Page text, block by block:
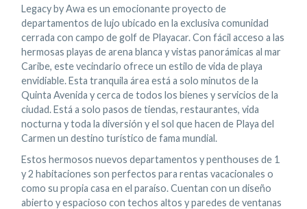
Legacy by Awa es un emocionante proyecto de
departamentos de lujo ubicado en la exclusiva comunidad
cerrada con campo de golf de Playacar. Con fácil acceso a las
hermosas playas de arena blanca y vistas panorámicas al mar
Caribe, este vecindario ofrece un estilo de vida de playa
envidiable. Esta tranquila área está a solo minutos de la
Quinta Avenida y cerca de todos los bienes y servicios de la
ciudad. Está a solo pasos de tiendas, restaurantes, vida
nocturna y toda la diversión y el sol que hacen de Playa del
Carmen un destino turístico de fama mundial.
Estos hermosos nuevos departamentos y penthouses de 1
y 2 habitaciones son perfectos para rentas vacacionales o
como su propia casa en el paraíso. Cuentan con un diseño
abierto y espacioso con techos altos y paredes de ventanas